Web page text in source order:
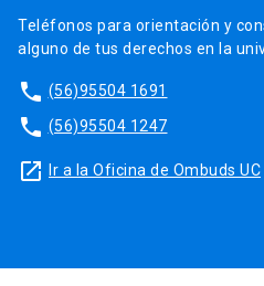
Teléfonos para orientación y
alguno de tus derechos en la
phone (56)95504 1691
phone (56)95504 1247
launch Ir a la Oficina de Ombuds UC